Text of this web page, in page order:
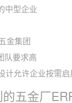
中型企业
金集团
队要求高
允许企业按需启
五金厂